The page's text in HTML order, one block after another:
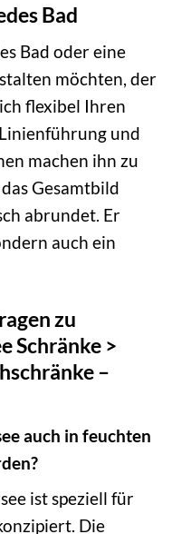
Bad
Bad oder eine
möchten, der
flexibel Ihren
und
machen ihn zu
Gesamtbild
abrundet. Er
auch ein
zu
Schränke >
–
auch in feuchten
ist speziell für
Die